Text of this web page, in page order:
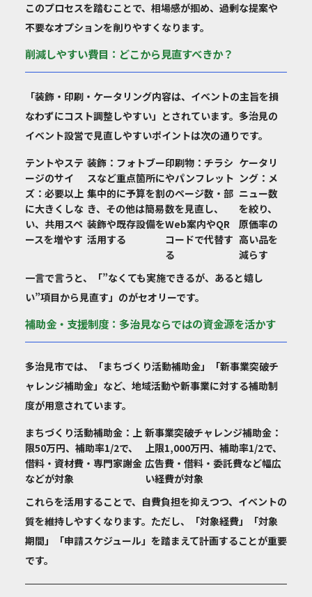
このプロセスを踏むことで、相場感が掴め、過剰な提案や
不要なオプションを削りやすくなります。
削減しやすい費目：どこから見直すべきか？
「装飾・印刷・ケータリング内容は、イベントの主旨を損
なわずにコスト調整しやすい」とされています。多治見の
イベント設営で見直しやすいポイントは次の通りです。
テントやステ
ージのサイ
ズ：必要以上
に大きくしな
い、共用スペ
ースを増やす
装飾：フォトブー
スなど重点箇所に
集中的に予算を割
き、その他は簡易
装飾や既存設備を
活用する
印刷物：チラシ
やパンフレット
のページ数・部
数を見直し、
Web案内やQR
コードで代替す
る
ケータリ
ング ：メ
ニュー数
を絞り、
原価率の
高い品を
減らす
一言で言うと、「”なくても実施できるが、あると嬉し
い”項目から見直す」のがセオリーです。
補助金・支援制度：多治見ならではの資金源を活かす
多治見市では、「まちづくり活動補助金」「新事業突破チ
ャレンジ補助金」など、地域活動や新事業に対する補助制
度が用意されています。
まちづくり活動補助金：上
限50万円、補助率1/2で、
借料・資材費・専門家謝金
などが対象
新事業突破チャレンジ補助金 ：
上限1,000万円、補助率1/2で、
広告費・借料・委託費など幅広
い経費が対象
これらを活用することで、自費負担を抑えつつ、イベントの
質を維持しやすくなります。ただし、「対象経費」「対象
期間」「申請スケジュール」を踏まえて計画することが重要
です。